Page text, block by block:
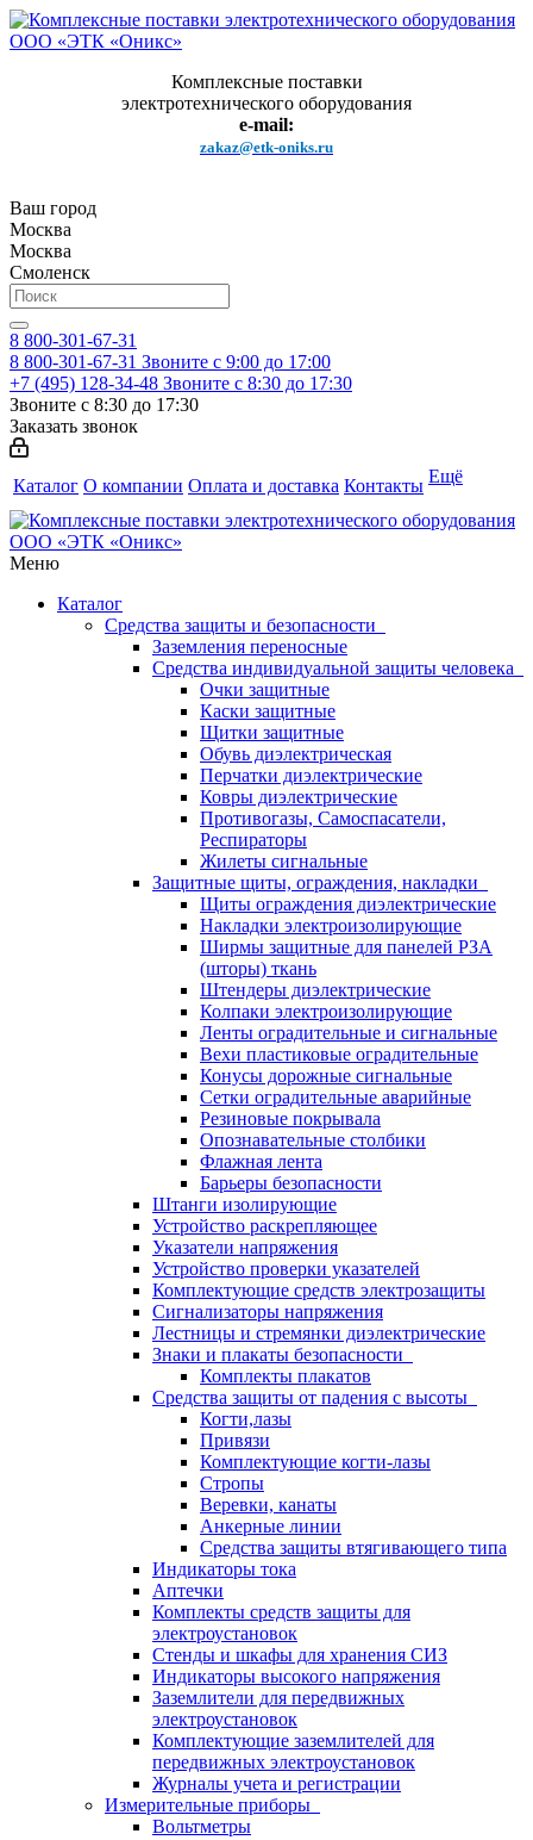
Комплексные поставки
электротехнического оборудования
e-mail:
zakaz@etk-oniks.ru
Ваш город
Москва
Москва
Смоленск
8 800-301-67-31
8 800-301-67-31 Звоните с 9:00 до 17:00
+7 (495) 128-34-48 Звоните с 8:30 до 17:30
Звоните с 8:30 до 17:30
Заказать звонок
Каталог О компании Оплата и доставка Контакты Ещё
Меню
Каталог
Средства защиты и безопасности
Заземления переносные
Средства индивидуальной защиты человека
Очки защитные
Каски защитные
Щитки защитные
Обувь диэлектрическая
Перчатки диэлектрические
Ковры диэлектрические
Противогазы, Самоспасатели,
Респираторы
Жилеты сигнальные
Защитные щиты, ограждения, накладки
Щиты ограждения диэлектрические
Накладки электроизолирующие
Ширмы защитные для панелей РЗА
(шторы) ткань
Штендеры диэлектрические
Колпаки электроизолирующие
Ленты оградительные и сигнальные
Вехи пластиковые оградительные
Конусы дорожные сигнальные
Сетки оградительные аварийные
Резиновые покрывала
Опознавательные столбики
Флажная лента
Барьеры безопасности
Штанги изолирующие
Устройство раскрепляющее
Указатели напряжения
Устройство проверки указателей
Комплектующие средств электрозащиты
Сигнализаторы напряжения
Лестницы и стремянки диэлектрические
Знаки и плакаты безопасности
Комплекты плакатов
Средства защиты от падения с высоты
Когти,лазы
Привязи
Комплектующие когти-лазы
Стропы
Веревки, канаты
Анкерные линии
Средства защиты втягивающего типа
Индикаторы тока
Аптечки
Комплекты средств защиты для
электроустановок
Стенды и шкафы для хранения СИЗ
Индикаторы высокого напряжения
Заземлители для передвижных
электроустановок
Комплектующие заземлителей для
передвижных электроустановок
Журналы учета и регистрации
Измерительные приборы
Вольтметры